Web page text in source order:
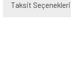
Taksit Seçenekleri